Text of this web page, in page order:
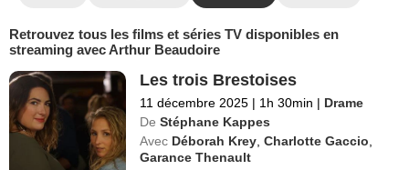
Retrouvez tous les films et séries TV disponibles en
streaming avec Arthur Beaudoire
Les trois Brestoises
11 décembre 2025 | 1h 30min | Drame
De Stéphane Kappes
Avec Déborah Krey ,Charlotte Gaccio
Garance Thenault